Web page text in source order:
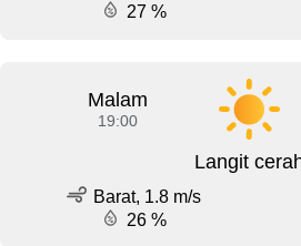
27 %
Malam
19:00
Langit
Barat, 1.8 m/s
26 %